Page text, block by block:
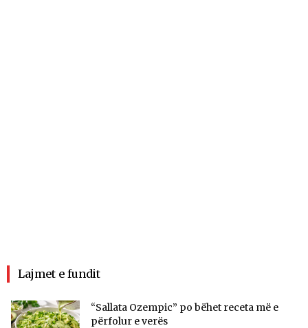
Lajmet e fundit
“Sallata Ozempic” po bëhet receta më e
përfolur e verës